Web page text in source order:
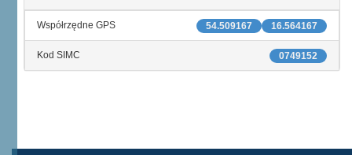
16.564167
54.509167
Współrzędne GPS
0749152
Kod SIMC